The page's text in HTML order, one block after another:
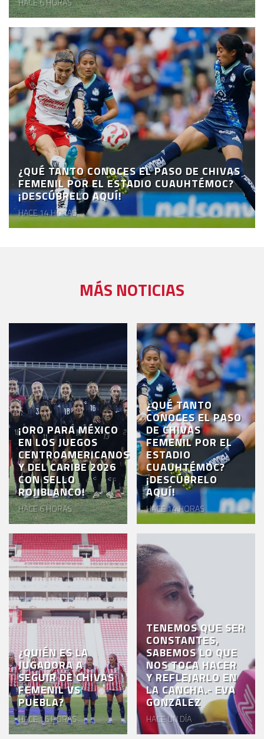
¿QUÉ TANTO CONOCES EL PASO DE CHIVAS
FEMENIL POR EL ESTADIO CUAUHTÉMOC?
¡DESCÚBRELO AQUÍ!
HACE 14 HORAS
MÁS NOTICIAS
¡ORO PARA MÉXICO
EN LOS JUEGOS
CENTROAMERICANOS
Y DEL CARIBE 2026
CON SELLO
ROJIBLANCO!
HACE 6 HORAS
¿QUÉ TANTO
CONOCES EL PASO
DE CHIVAS
FEMENIL POR EL
ESTADIO
CUAUHTÉMOC?
¡DESCÚBRELO
AQUÍ!
HACE 14 HORAS
¿QUIÉN ES LA
JUGADORA A
SEGUIR DE CHIVAS
FEMENIL VS
PUEBLA?
HACE 16 HORAS
TENEMOS QUE SER
CONSTANTES,
SABEMOS LO QUE
NOS TOCA HACER
Y REFLEJARLO EN
LA CANCHA.- EVA
GONZÁLEZ
HACE UN DÍA